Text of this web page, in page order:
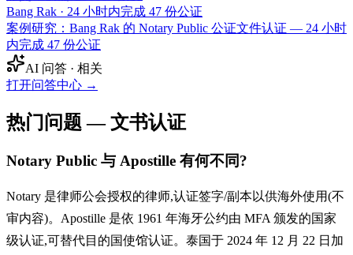
Bang Rak · 24 小时内完成 47 份公证
案例研究：Bang Rak 的 Notary Public 公证文件认证 — 24 小时
内完成 47 份公证
AI 问答 · 相关
打开问答中心 →
热门问题 — 文书认证
Notary Public 与 Apostille 有何不同?
Notary 是律师公会授权的律师,认证签字/副本以供海外使用(不
审内容)。Apostille 是依 1961 年海牙公约由 MFA 颁发的国家
级认证,可替代目的国使馆认证。泰国于 2024 年 12 月 22 日加